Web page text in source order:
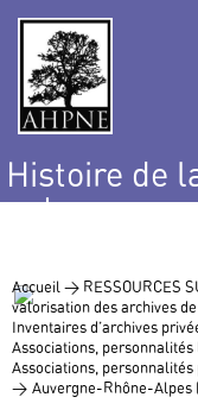
Histoire de
nature
Accueil > RESSOURCES
valorisation des archives
Inventaires d’archives
Associations,
Associations,
> Auvergne-Rhône-